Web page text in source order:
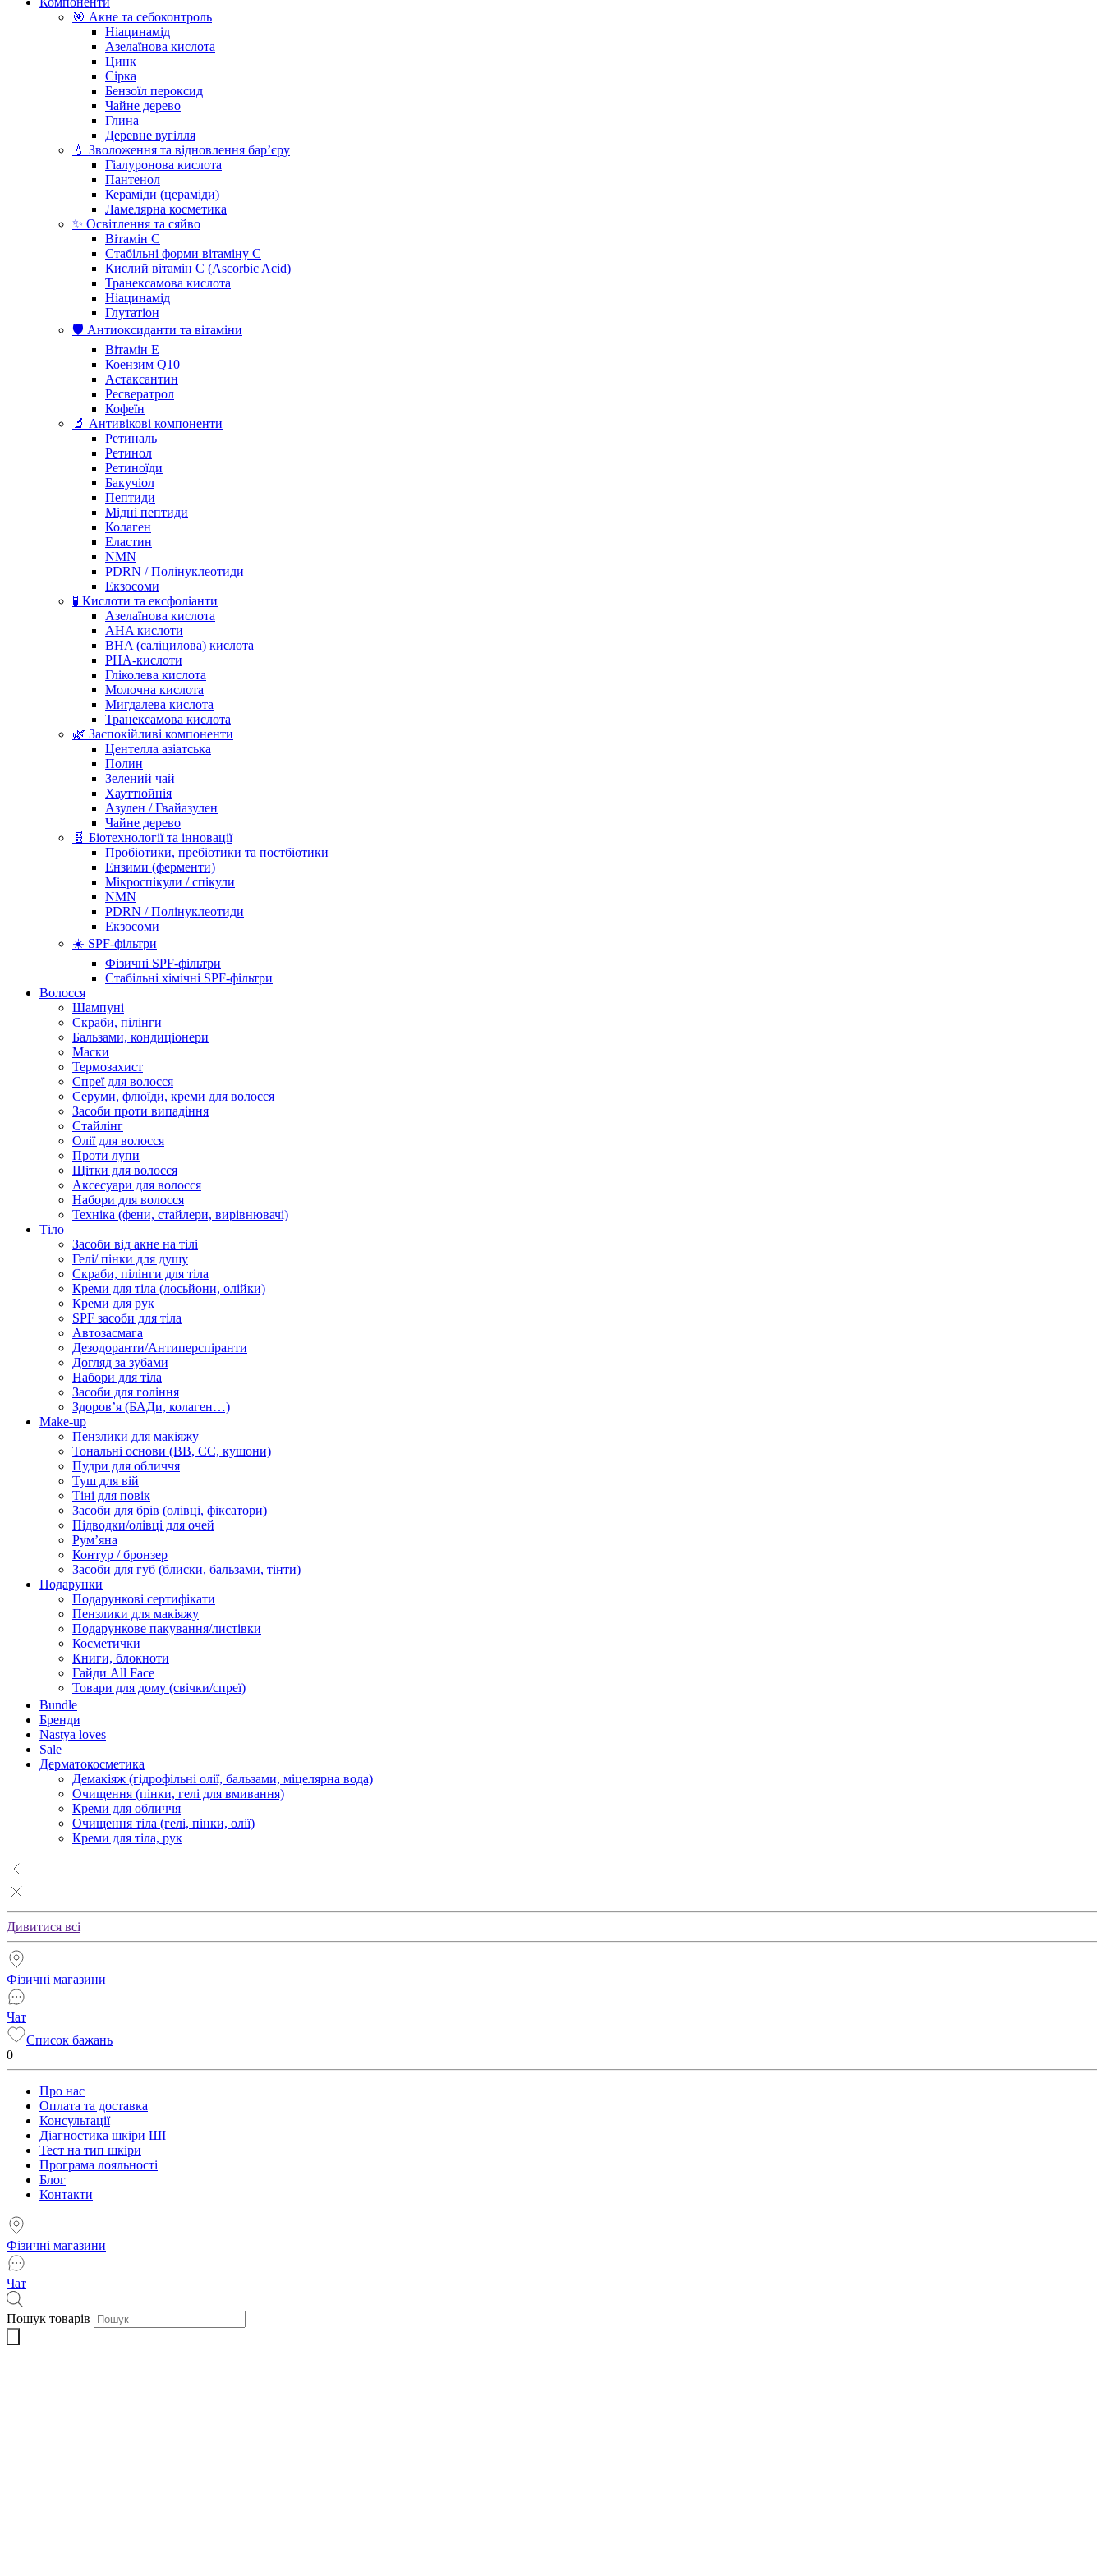
🎯 Акне та себоконтроль
Ніацинамід
Азелаїнова кислота
Цинк
Сірка
Бензоїл пероксид
Чайне дерево
Глина
Деревне вугілля
💧 Зволоження та відновлення бар’єру
Гіалуронова кислота
Пантенол
Кераміди (цераміди)
Ламелярна косметика
✨ Освітлення та сяйво
Вітамін С
Стабільні форми вітаміну С
Кислий вітамін С (Ascorbic Acid)
Транексамова кислота
Ніацинамід
Глутатіон
🛡️ Антиоксиданти та вітаміни
Вітамін Е
Коензим Q10
Астаксантин
Ресвератрол
Кофеїн
🔬 Антивікові компоненти
Ретиналь
Ретинол
Ретиноїди
Бакучіол
Пептиди
Мідні пептиди
Колаген
Еластин
NMN
PDRN / Полінуклеотиди
Екзосоми
🧪 Кислоти та ексфоліанти
Азелаїнова кислота
AHA кислоти
BHA (саліцилова) кислота
PHA-кислоти
Гліколева кислота
Молочна кислота
Мигдалева кислота
Транексамова кислота
🌿 Заспокійливі компоненти
Центелла азіатська
Полин
Зелений чай
Хауттюйнія
Азулен / Гвайазулен
Чайне дерево
🧬 Біотехнології та інновації
Пробіотики, пребіотики та постбіотики
Ензими (ферменти)
Мікроспікули / спікули
NMN
PDRN / Полінуклеотиди
Екзосоми
☀️ SPF-фільтри
Фізичні SPF-фільтри
Стабільні хімічні SPF-фільтри
Волосся
Шампуні
Скраби, пілінги
Бальзами, кондиціонери
Маски
Термозахист
Спреї для волосся
Серуми, флюїди, креми для волосся
Засоби проти випадіння
Стайлінг
Олії для волосся
Проти лупи
Щітки для волосся
Аксесуари для волосся
Набори для волосся
Техніка (фени, стайлери, вирівнювачі)
Тіло
Засоби від акне на тілі
Гелі/ пінки для душу
Скраби, пілінги для тіла
Креми для тіла (лосьйони, олійки)
Креми для рук
SPF засоби для тіла
Автозасмага
Дезодоранти/Антиперспіранти
Догляд за зубами
Набори для тіла
Засоби для гоління
Здоровʼя (БАДи, колаген…)
Make-up
Пензлики для макіяжу
Тональні основи (BB, CC, кушони)
Пудри для обличчя
Туш для вій
Тіні для повік
Засоби для брів (олівці, фіксатори)
Підводки/олівці для очей
Румʼяна
Контур / бронзер
Засоби для губ (блиски, бальзами, тінти)
Подарунки
Подарункові сертифікати
Пензлики для макіяжу
Подарункове пакування/листівки
Косметички
Книги, блокноти
Гайди All Face
Товари для дому (свічки/спреї)
Bundle
Бренди
Nastya loves
Sale
Дерматокосметика
Демакіяж (гідрофільні олії, бальзами, міцелярна вода)
Очищення (пінки, гелі для вмивання)
Креми для обличчя
Очищення тіла (гелі, пінки, олії)
Креми для тіла, рук
Дивитися всі
Фізичні магазини
Чат
Список бажань
0
Про нас
Оплата та доставка
Консультації
Діагностика шкіри ШІ
Тест на тип шкіри
Програма лояльності
Блог
Контакти
Фізичні магазини
Чат
Пошук товарів